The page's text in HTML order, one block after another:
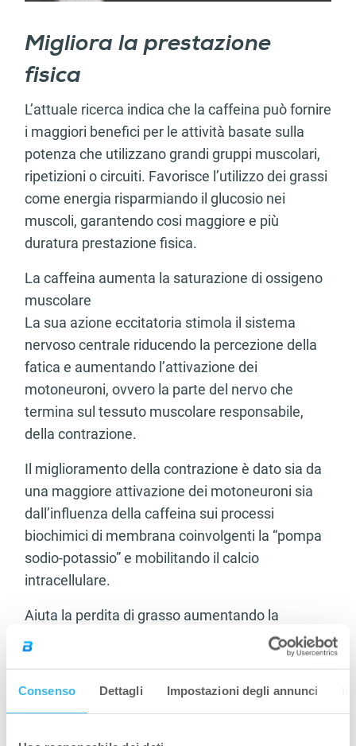
Consenso Dettagli Impostazioni degli annunci
Migliora la prestazione
fisica
L’attuale ricerca indica che la caffeina può fornire
i maggiori benefici per le attività basate sulla
potenza che utilizzano grandi gruppi muscolari,
ripetizioni o circuiti. Favorisce l’utilizzo dei grassi
come energia risparmiando il glucosio nei
muscoli, garantendo cosi maggiore e più
duratura prestazione fisica.
La caffeina aumenta la saturazione di ossigeno
muscolare
La sua azione eccitatoria stimola il sistema
nervoso centrale riducendo la percezione della
fatica e aumentando l’attivazione dei
motoneuroni, ovvero la parte del nervo che
termina sul tessuto muscolare responsabile,
della contrazione.
Il miglioramento della contrazione è dato sia da
una maggiore attivazione dei motoneuroni sia
dall’influenza della caffeina sui processi
biochimici di membrana coinvolgenti la “pompa
sodio-potassio” e mobilitando il calcio
intracellulare.
Aiuta la perdita di grasso aumentando la
temperatura corporea
La caffeina favorisce pertanto l’utilizzo di grassi